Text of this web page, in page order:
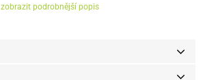
zobrazit podrobnější popis